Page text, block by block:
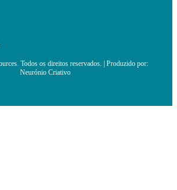
Todos os direitos reservados. | Produzido por:
Neurónio Criativo